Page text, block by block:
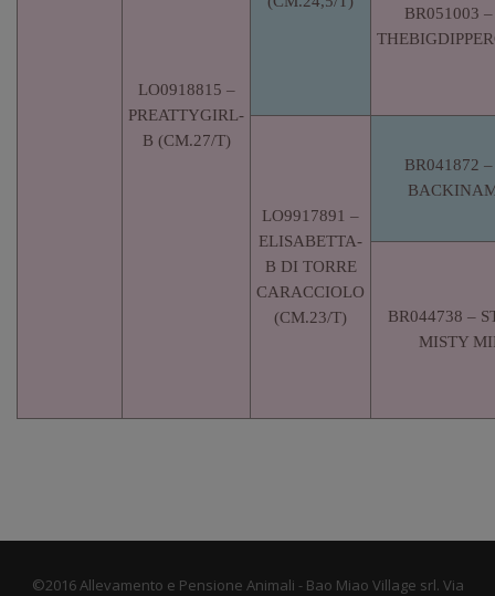
LO0918815 –
PREATTYGIRL-
B (CM.27/T)
BR051003
LO9917891 –
ELISABETTA-
B DI TORRE
CARACCIOLO
(CM.23/T)
BR041872
BR044738 –
MISTY
©2016 Allevamento e Pensione Animali - Bao Miao Village srl. Via